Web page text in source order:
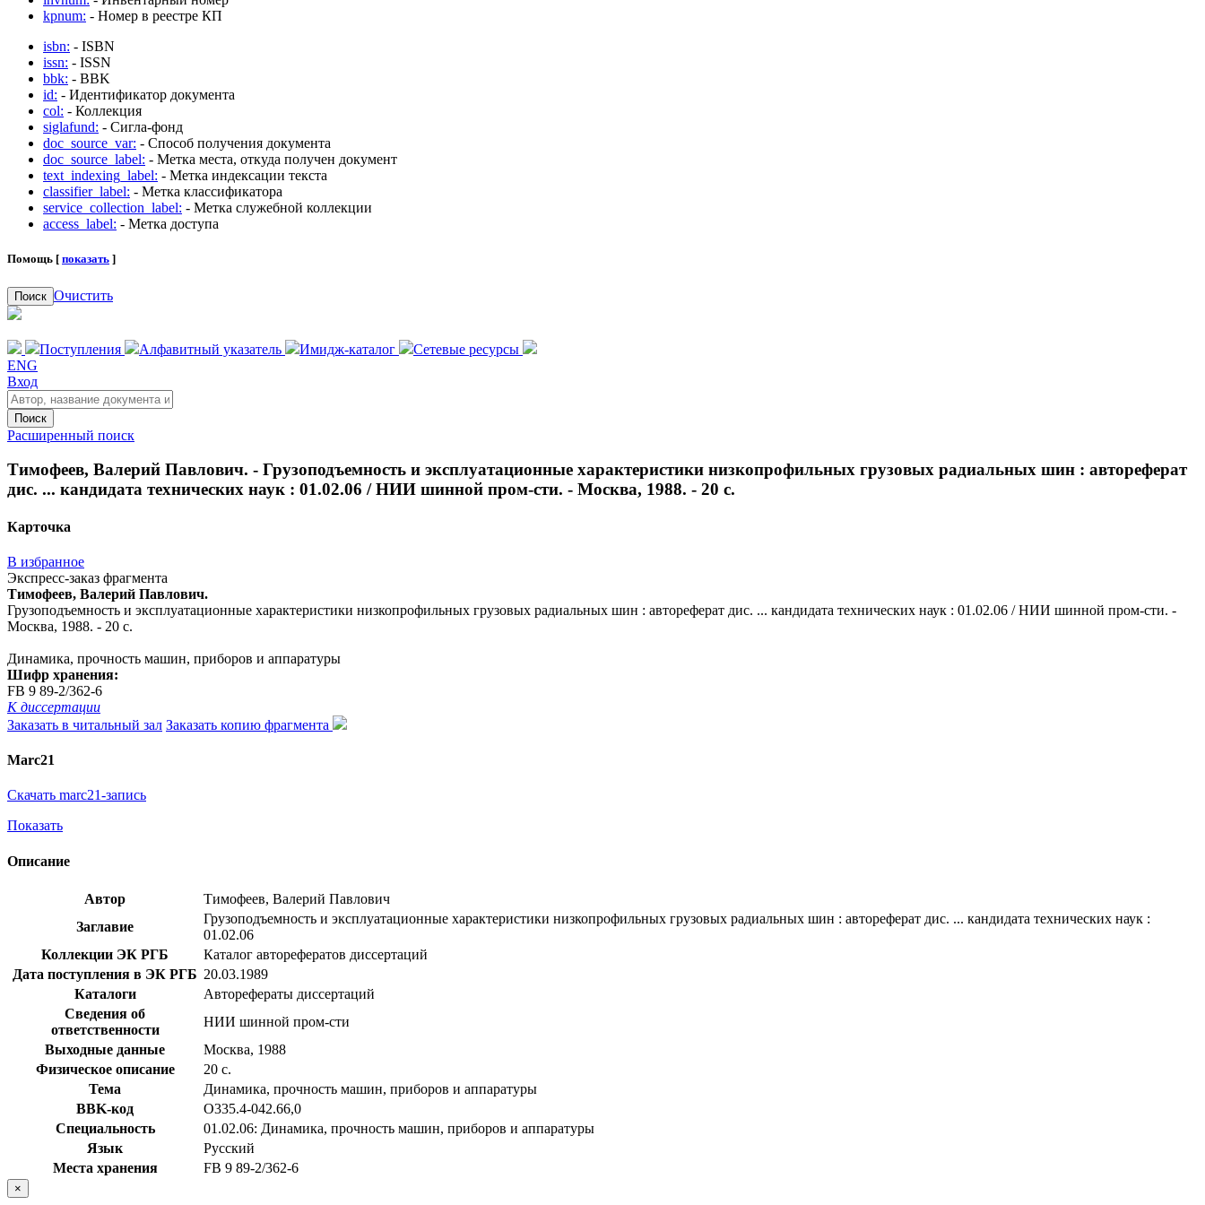
kpnum: - Номер в реестре КП
isbn: - ISBN
issn: - ISSN
bbk: - BBK
id: - Идентификатор документа
col: - Коллекция
siglafund: - Сигла-фонд
doc_source_var: - Способ получения документа
doc_source_label: - Метка места, откуда получен документ
text_indexing_label: - Метка индексации текста
classifier_label: - Метка классификатора
service_collection_label: - Метка служебной коллекции
access_label: - Метка доступа
Помощь [ показать ]
Поиск Очистить
Поступления Алфавитный указатель Имидж-каталог
Сетевые ресурсы
ENG
Вход
Поиск
Расширенный поиск
Тимофеев, Валерий Павлович. - Грузоподъемность и эксплуатационные характеристики низкопрофильных грузовых радиальных шин : автореферат
дис. ... кандидата технических наук : 01.02.06 / НИИ шинной пром-сти. - Москва, 1988. - 20 с.
Карточка
В избранное
Экспресс-заказ фрагмента
Тимофеев, Валерий Павлович.
Грузоподъемность и эксплуатационные характеристики низкопрофильных грузовых радиальных шин : автореферат дис. ... кандидата технических наук : 01.02.06 / НИИ шинной пром-сти. -
Москва, 1988. - 20 с.
Динамика, прочность машин, приборов и аппаратуры
Шифр хранения:
FB 9 89-2/362-6
К диссертации
Заказать в читальный зал Заказать копию фрагмента
Marc21
Скачать marc21-запись
Показать
Описание
Автор
Тимофеев, Валерий Павлович
Заглавие
Грузоподъемность и эксплуатационные характеристики низкопрофильных грузовых радиальных шин : автореферат дис. ... кандидата технических наук :
01.02.06
Коллекции ЭК РГБ
Каталог авторефератов диссертаций
Дата поступления в ЭК РГБ 20.03.1989
Каталоги
Авторефераты диссертаций
Сведения об
ответственности
НИИ шинной пром-сти
Выходные данные
Москва, 1988
Физическое описание
20 с.
Тема
Динамика, прочность машин, приборов и аппаратуры
BBK-код
О335.4-042.66,0
Специальность
01.02.06: Динамика, прочность машин, приборов и аппаратуры
Язык
Русский
Места хранения
FB 9 89-2/362-6
×